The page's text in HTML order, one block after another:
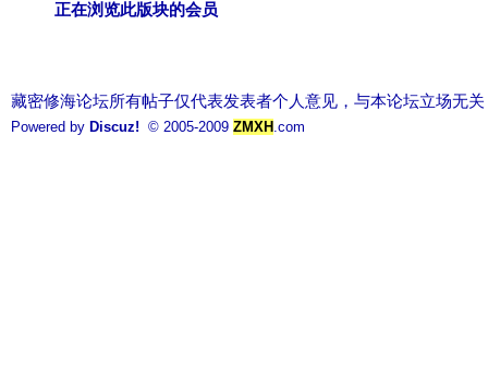
正在浏览此版块的会员
藏密修海论坛所有帖子仅代表发表者个人意见，与本论坛立场无关
Powered by Discuz! © 2005-2009 ZMXH .com